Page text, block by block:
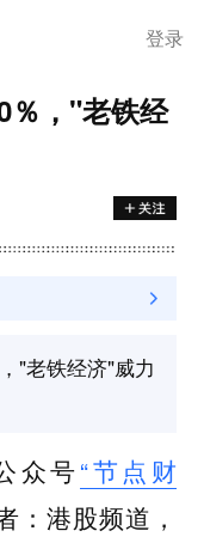
登录
％，"老铁经
"老铁经济"威力
众号“节点财
：港股频道，